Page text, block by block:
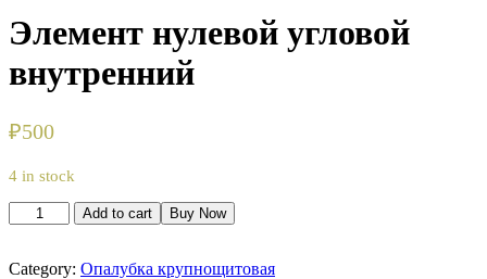
Элемент нулевой угловой
внутренний
₽500
4 in stock
Элемент
нулевой
внутренний
Add to cart Buy Now
Category: Опалубка крупнощитовая